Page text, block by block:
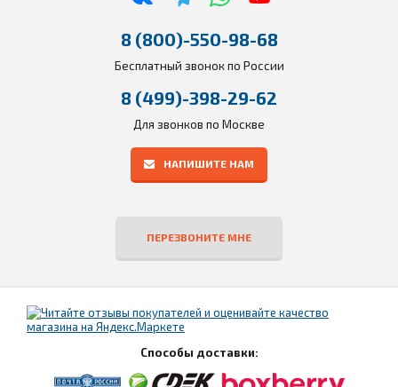
8 (800)-550-98-68
Бесплатный звонок по России
8 (499)-398-29-62
Для звонков по Москве
НАПИШИТЕ НАМ
ПЕРЕЗВОНИТЕ МНЕ
Способы доставки: